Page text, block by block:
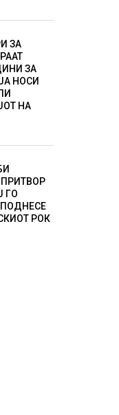
ЗА
ЗА
НОСИ
НА
ГО
РОК